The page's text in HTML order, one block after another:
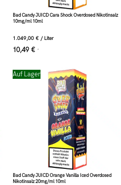
Bad Candy JUICD Cara Shock Overdosed Nikotinsalz
10mg/ml 10ml
1.049,00 € / Liter
10,49 € *
Auf Lager
Bad Candy JUICD Orange Vanilla Iced Overdosed
Nikotinsalz 20mg/ml 10ml